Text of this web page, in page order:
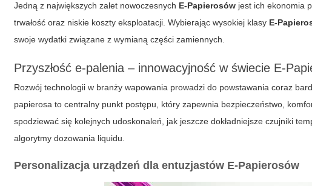
Jedną z największych zalet nowoczesnych E-Papierosów jest ich ekonomia
trwałość oraz niskie koszty eksploatacji. Wybierając wysokiej klasy E-
swoje wydatki związane z wymianą części zamiennych.
Przyszłość e-palenia – innowacyjność w świecie E-
Rozwój technologii w branży wapowania prowadzi do powstawania coraz
papierosa to centralny punkt postępu, który zapewnia bezpieczeństwo,
spodziewać się kolejnych udoskonaleń, jak jeszcze dokładniejsze czujniki
algorytmy dozowania liquidu.
Personalizacja urządzeń dla entuzjastów E-Papierosów